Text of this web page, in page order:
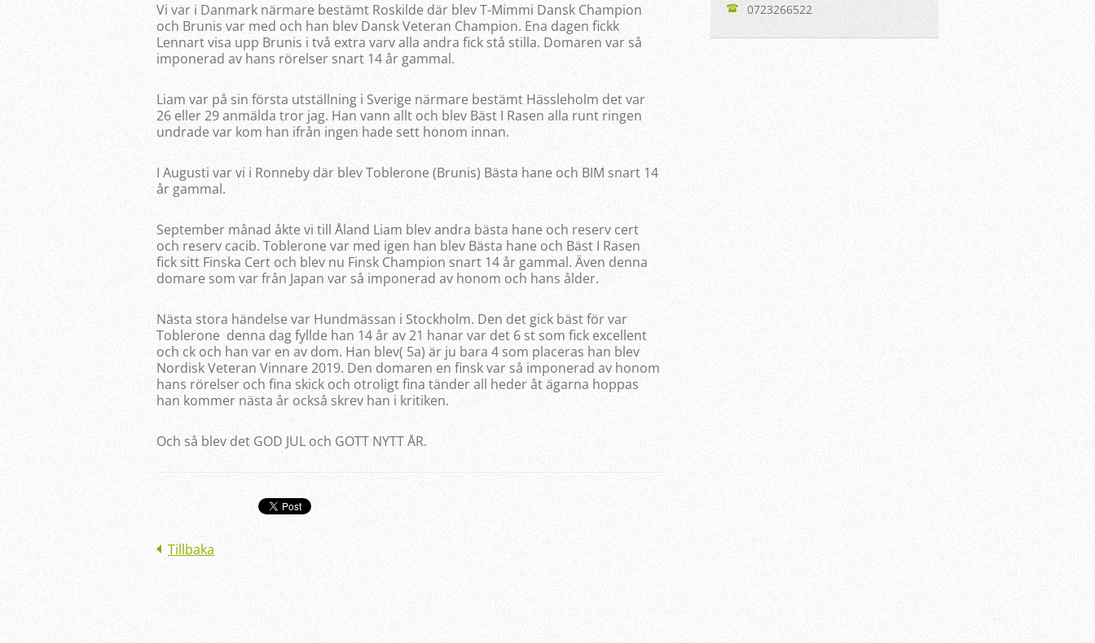
Vi var i Danmark närmare bestämt Roskilde där blev T-Mimmi Dansk Champion
och Brunis var med och han blev Dansk Veteran Champion. Ena dagen fickk
Lennart visa upp Brunis i två extra varv alla andra fick stå stilla. Domaren var så
imponerad av hans rörelser snart 14 år gammal.
Liam var på sin första utställning i Sverige närmare bestämt Hässleholm det var
26 eller 29 anmälda tror jag. Han vann allt och blev Bäst I Rasen alla runt ringen
undrade var kom han ifrån ingen hade sett honom innan.
I Augusti var vi i Ronneby där blev Toblerone (Brunis) Bästa hane och BIM snart 14
år gammal.
September månad åkte vi till Åland Liam blev andra bästa hane och reserv cert
och reserv cacib. Toblerone var med igen han blev Bästa hane och Bäst I Rasen
fick sitt Finska Cert och blev nu Finsk Champion snart 14 år gammal. Även denna
domare som var från Japan var så imponerad av honom och hans ålder.
Nästa stora händelse var Hundmässan i Stockholm. Den det gick bäst för var
Toblerone denna dag fyllde han 14 år av 21 hanar var det 6 st som fick excellent
och ck och han var en av dom. Han blev( 5a) är ju bara 4 som placeras han blev
Nordisk Veteran Vinnare 2019. Den domaren en finsk var så imponerad av honom
hans rörelser och fina skick och otroligt fina tänder all heder åt ägarna hoppas
han kommer nästa år också skrev han i kritiken.
Och så blev det GOD JUL och GOTT NYTT ÅR.
Tillbaka
0723266522